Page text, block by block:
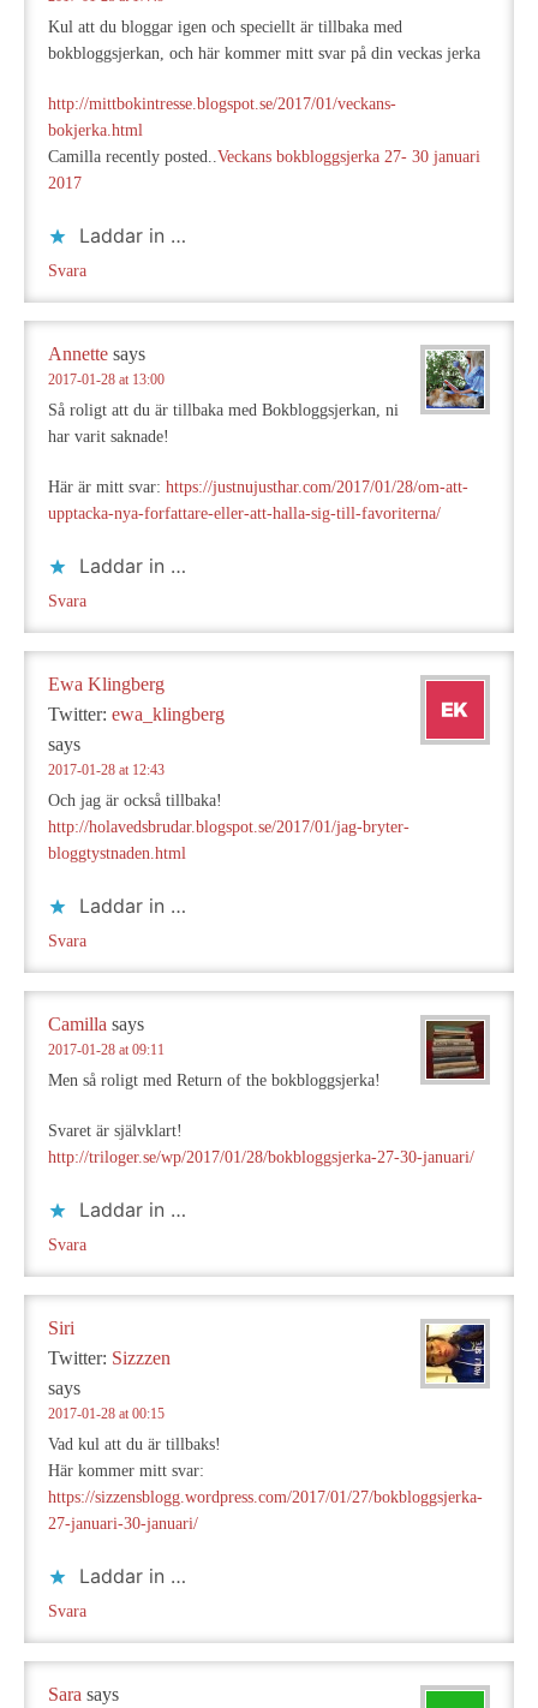
Kul att du bloggar igen och speciellt är tillbaka med
bokbloggsjerkan, och här kommer mitt svar på din veckas jerka
http://mittbokintresse.blogspot.se/2017/01/veckans-
bokjerka.html
Camilla recently posted..Veckans bokbloggsjerka 27- 30 januari
2017
Laddar in …
Svara
Annette says
2017-01-28 at 13:00
Så roligt att du är tillbaka med Bokbloggsjerkan, ni
har varit saknade!
Här är mitt svar: https://justnujusthar.com/2017/01/28/om-att-
upptacka-nya-forfattare-eller-att-halla-sig-till-favoriterna/
Laddar in …
Svara
Ewa Klingberg
Twitter: ewa_klingberg
says
2017-01-28 at 12:43
Och jag är också tillbaka!
http://holavedsbrudar.blogspot.se/2017/01/jag-bryter-
bloggtystnaden.html
Laddar in …
Svara
Camilla says
2017-01-28 at 09:11
Men så roligt med Return of the bokbloggsjerka!
Svaret är självklart!
http://triloger.se/wp/2017/01/28/bokbloggsjerka-27-30-januari/
Laddar in …
Svara
Siri
Twitter: Sizzzen
says
2017-01-28 at 00:15
Vad kul att du är tillbaks!
Här kommer mitt svar:
https://sizzensblogg.wordpress.com/2017/01/27/bokbloggsjerka-
27-januari-30-januari/
Laddar in …
Svara
Sara says